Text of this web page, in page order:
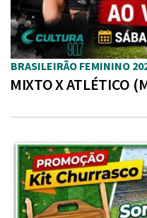
BRASILEIRÃO FEMININO
MIXTO X ATLÉTICO